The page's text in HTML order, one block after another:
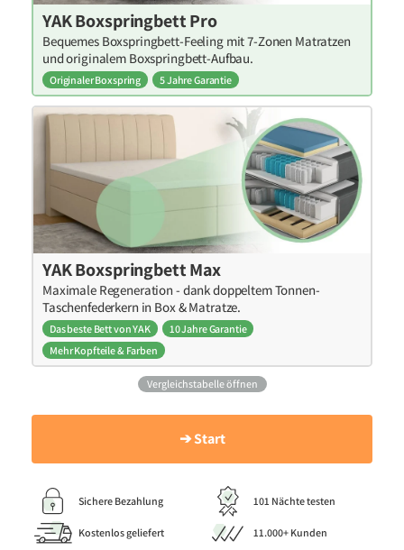
YAK Boxspringbett Pro
Bequemes Boxspringbett-Feeling mit 7-Zonen Matratzen
und originalem Boxspringbett-Aufbau.
Originaler Boxspring 5 Jahre Garantie
YAK Boxspringbett Max
Maximale Regeneration - dank doppeltem Tonnen-
Taschenfederkern in Box & Matratze.
Das beste Bett von YAK
10 Jahre Garantie
Mehr Kopfteile & Farben
Vergleichstabelle öffnen
➔ Start
Sichere Bezahlung 101 Nächte testen
Kostenlos geliefert 11.000+ Kunden